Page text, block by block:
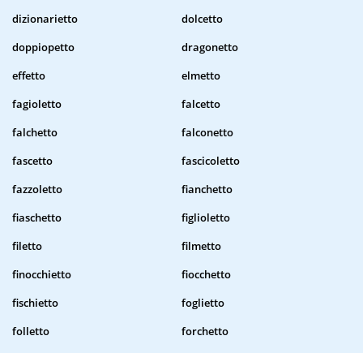
dizionarietto
dolcetto
doppiopetto
dragonetto
effetto
elmetto
fagioletto
falcetto
falchetto
falconetto
fascetto
fascicoletto
fazzoletto
fianchetto
fiaschetto
figlioletto
filetto
filmetto
finocchietto
fiocchetto
fischietto
foglietto
folletto
forchetto